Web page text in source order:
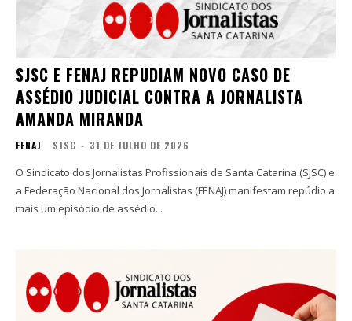
SJSC E FENAJ REPUDIAM NOVO CASO DE
ASSÉDIO JUDICIAL CONTRA A JORNALISTA
AMANDA MIRANDA
FENAJ SJSC - 31 DE JULHO DE 2026
O Sindicato dos Jornalistas Profissionais de Santa Catarina (SJSC) e
a Federação Nacional dos Jornalistas (FENAJ) manifestam repúdio a
mais um episódio de assédio...